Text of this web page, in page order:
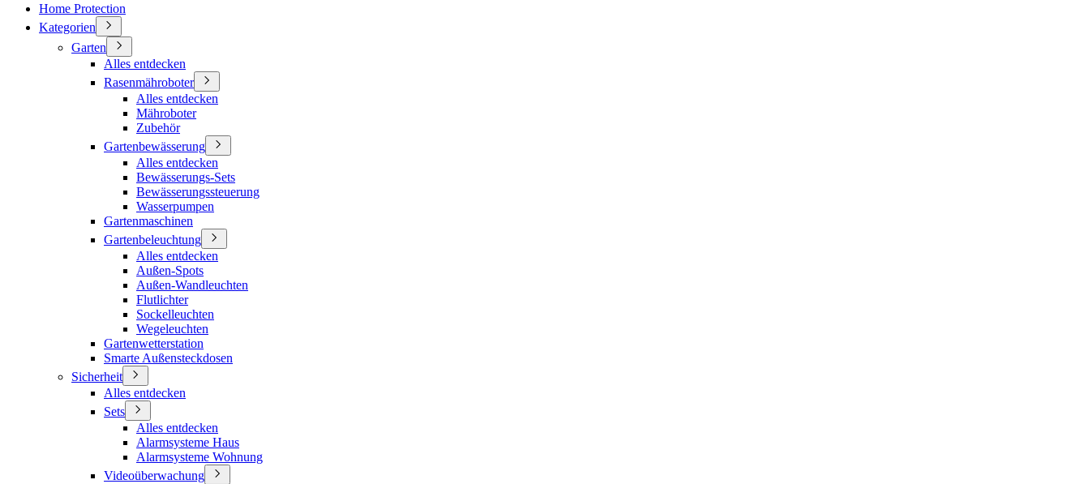
Home Protection
Kategorien
Garten
Alles entdecken
Rasenmähroboter
Alles entdecken
Mähroboter
Zubehör
Gartenbewässerung
Alles entdecken
Bewässerungs-Sets
Bewässerungssteuerung
Wasserpumpen
Gartenmaschinen
Gartenbeleuchtung
Alles entdecken
Außen-Spots
Außen-Wandleuchten
Flutlichter
Sockelleuchten
Wegeleuchten
Gartenwetterstation
Smarte Außensteckdosen
Sicherheit
Alles entdecken
Sets
Alles entdecken
Alarmsysteme Haus
Alarmsysteme Wohnung
Videoüberwachung